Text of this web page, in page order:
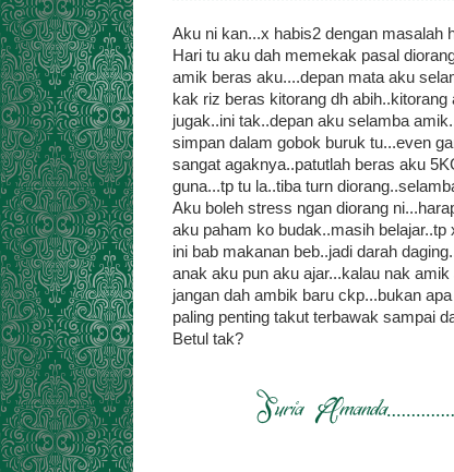
Aku ni kan...x habis2 dengan masalah
Hari tu aku dah memekak pasal
amik beras aku....depan mata aku
kak riz beras kitorang dh
jugak..ini tak..depan aku selamba
simpan dalam gobok buruk tu...even
sangat agaknya..patutlah beras aku
guna...tp tu la..tiba turn
Aku boleh stress ngan diorang
aku paham ko budak..masih
ini bab makanan beb..jadi darah
anak aku pun aku ajar...kalau nak
jangan dah ambik baru ckp...bukan
paling penting takut terbawak sampai
Betul tak?